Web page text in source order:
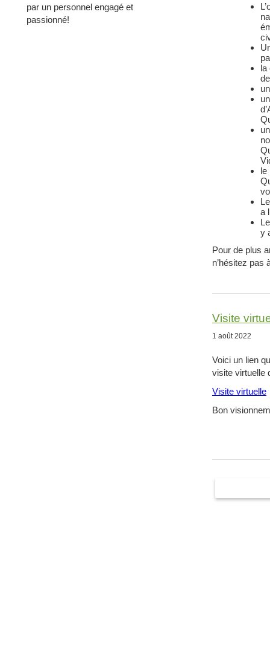
par un personnel engagé et
passionné!
la
le
a
y
Pour de plus
n’hésitez pas
Visite
1 août 2022
Voici un lien
visite virtuelle
Visite virtuelle
Bon